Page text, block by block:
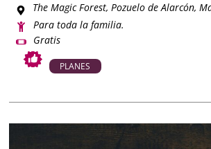
The Magic Forest, Pozuelo de Alarcón,
Para toda la familia.
Gratis
PLANES